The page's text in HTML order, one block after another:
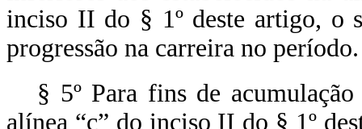
inciso II do § 1º deste artigo, o
progressão na carreira no período.
§ 5º Para fins de
alínea “c” do inciso II do § 1º